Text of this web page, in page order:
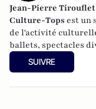
Jean-Pierre Tirouflet
Culture-Tops est un
de l'activité
ballets, spectacles
SUIVRE